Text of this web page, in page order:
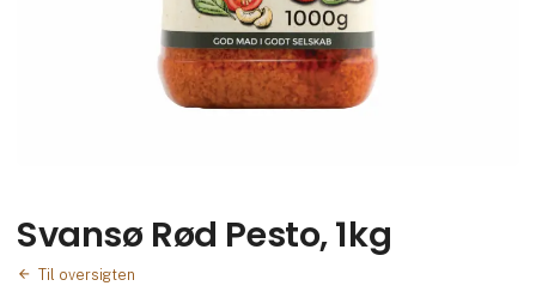
Svansø Rød Pesto, 1kg
Til oversigten